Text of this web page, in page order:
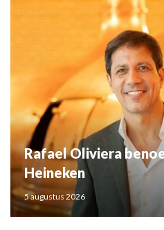
Rafael Oliviera
Heineken
5 augustus 2026